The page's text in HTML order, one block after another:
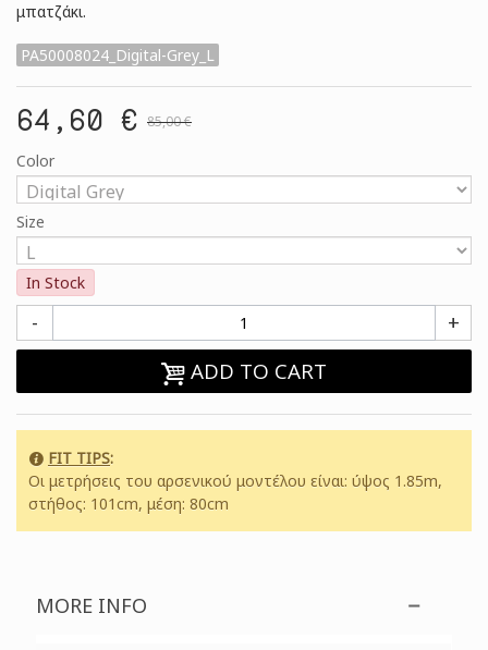
μπατζάκι.
PA50008024_Digital-Grey_L
64,60 € 85,00 €
Color
Size
In Stock
- +
ADD TO CART
FIT TIPS:
Οι μετρήσεις του αρσενικού μοντέλου είναι: ύψος 1.85m,
στήθος: 101cm, μέση: 80cm
MORE INFO